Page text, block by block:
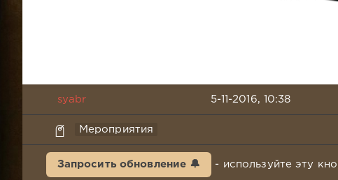
syabr 5-11-2016, 10:38
Мероприятия
Запросить обновление 🔔 - используйте эту